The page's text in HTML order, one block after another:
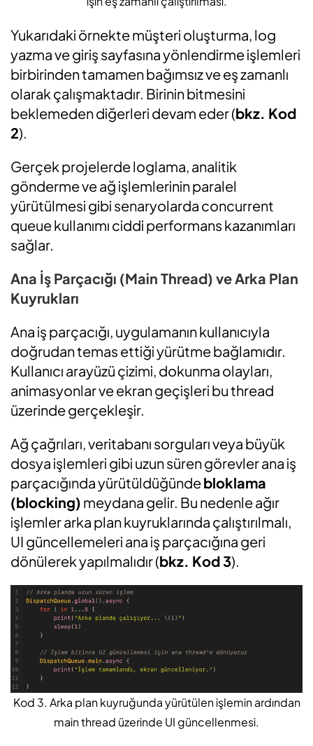
Yukarıdaki örnekte müşteri oluşturma, log
yazma ve giriş sayfasına yönlendirme işlemleri
birbirinden tamamen bağımsız ve eş zamanlı
olarak çalışmaktadır. Birinin bitmesini
beklemeden diğerleri devam eder (bkz. Kod
2).
Gerçek projelerde loglama, analitik
gönderme ve ağ işlemlerinin paralel
yürütülmesi gibi senaryolarda concurrent
queue kullanımı ciddi performans kazanımları
sağlar.
Ana İş Parçacığı (Main Thread) ve Arka Plan
Kuyrukları
Ana iş parçacığı, uygulamanın kullanıcıyla
doğrudan temas ettiği yürütme bağlamıdır.
Kullanıcı arayüzü çizimi, dokunma olayları,
animasyonlar ve ekran geçişleri bu thread
üzerinde gerçekleşir.
Ağ çağrıları, veritabanı sorguları veya büyük
dosya işlemleri gibi uzun süren görevler ana iş
parçacığında yürütüldüğündebloklama
(blocking) meydana gelir. Bu nedenle ağır
işlemler arka plan kuyruklarında çalıştırılmalı,
UI güncellemeleri ana iş parçacığına geri
dönülerek yapılmalıdır (bkz. Kod 3).
Kod 3. Arka plan kuyruğunda yürütülen işlemin ardından
main thread üzerinde UI güncellenmesi.